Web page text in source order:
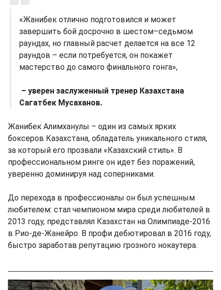
«Жанибек отлично подготовился и может
завершить бой досрочно в шестом–седьмом
раундах, но главный расчет делается на все 12
раундов – если потребуется, он покажет
мастерство до самого финального гонга»,
– уверен заслуженный тренер Казахстана
Сагатбек Мусаханов.
Жанибек Алимханулы – один из самых ярких
боксеров Казахстана, обладатель уникального стиля,
за который его прозвали «Казахский стиль». В
профессиональном ринге он идет без поражений,
уверенно доминируя над соперниками.
До перехода в профессионалы он был успешным
любителем: стал чемпионом мира среди любителей в
2013 году, представлял Казахстан на Олимпиаде-2016
в Рио-де-Жанейро. В профи дебютировал в 2016 году,
быстро заработав репутацию грозного нокаутера.